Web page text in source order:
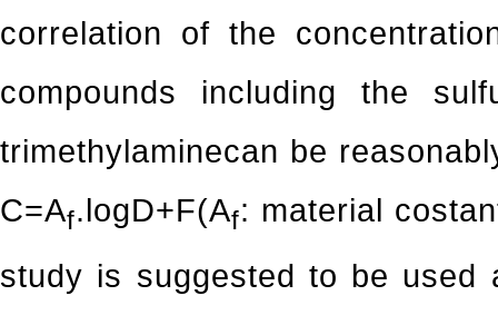
correlation of the
compounds including the
trimethylaminecan be
C=Af.logD+F(Af: material
study is suggested to be